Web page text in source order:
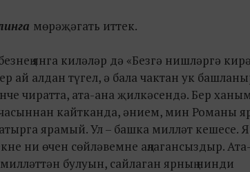
мөрәҗәгать иттек.
янга киләләр дә «Безгә нишләргә
ай алдан түгел, ә бала чактан ук
чиратта, ата-ана җилкәсендә. Бер ханым
кайтканда, әнием, мин Романы
ярамый. Ул – башка милләт кешесе.
ни өчен сөйләвемне аңлагансыздыр.
булуын, сайлаган ярның нинди